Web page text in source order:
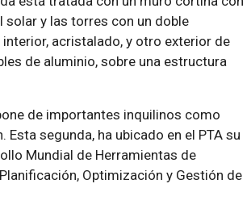
y las torres con un doble
acristalado, y otro exterior de
de aluminio, sobre una estructura
de importantes inquilinos como
Esta segunda, ha ubicado en el PTA su
Mundial de Herramientas de
Optimización y Gestión de